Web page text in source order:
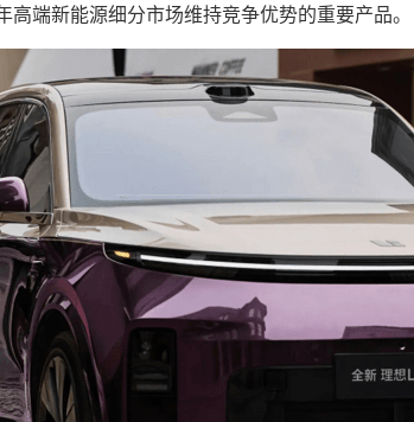
端新能源细分市场维持竞争优势的重要产品。